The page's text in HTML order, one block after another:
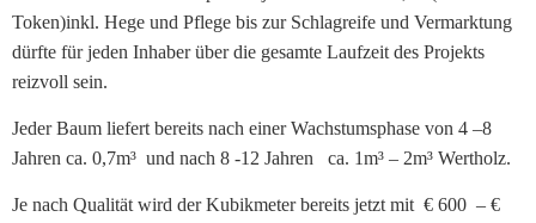
poker
Kostenlos
Fluffy
Favourites
Token)inkl. Hege und Pflege bis zur Schlagreife und Vermarktung
dürfte für jeden Inhaber über die gesamte Laufzeit des Projekts
reizvoll sein.
Jeder Baum liefert bereits nach einer Wachstumsphase von 4 –8
Jahren ca. 0,7m³ und nach 8 -12 Jahren ca. 1m³ – 2m³ Wertholz.
Je nach Qualität wird der Kubikmeter bereits jetzt mit € 600 – €